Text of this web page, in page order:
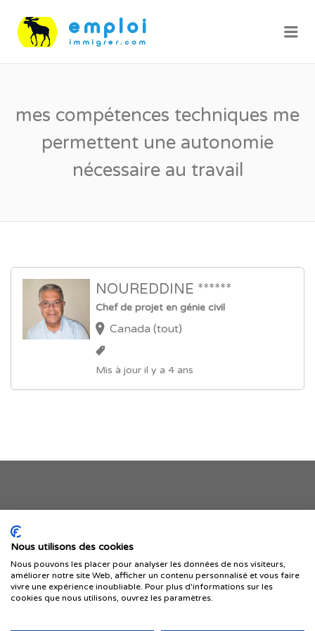
mes compétences techniques me
permettent une autonomie
nécessaire au travail
NOUREDDINE ******
Chef de projet en génie civil
Canada (tout)
Mis à jour il y a 4 ans
Je publie mon offre
Nous utilisons des cookies
Nous pouvons les placer pour analyser les données de nos visiteurs,
améliorer notre site Web, afficher un contenu personnalisé et vous faire
vivre une expérience inoubliable. Pour plus d'informations sur les
cookies que nous utilisons, ouvrez les paramètres.